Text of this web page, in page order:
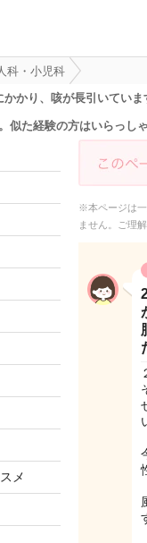
科・小児科
かり、咳が長引いてい
似た経験の方はいらっしゃ
メ
※本ページは一
ません。ご理